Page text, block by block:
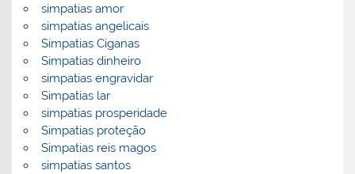
simpatias amor
simpatias angelicais
Simpatias Ciganas
Simpatias dinheiro
simpatias engravidar
Simpatias lar
simpatias prosperidade
Simpatias proteção
Simpatias reis magos
simpatias santos